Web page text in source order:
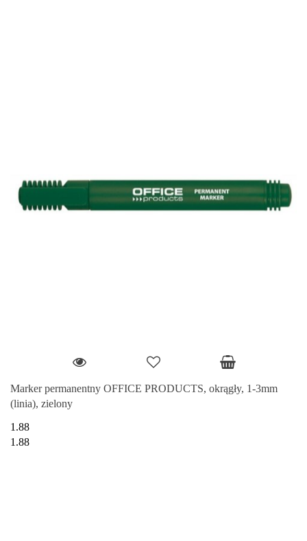
Marker permanentny OFFICE PRODUCTS, okrągły, 1-3mm
(linia), zielony
1.88
1.88